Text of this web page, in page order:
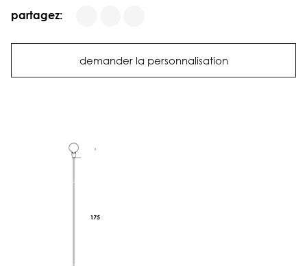
partagez:
demander la personnalisation